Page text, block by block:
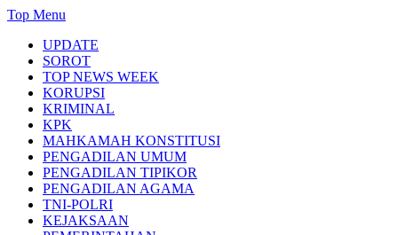
Top Menu
UPDATE
SOROT
TOP NEWS WEEK
KORUPSI
KRIMINAL
KPK
MAHKAMAH KONSTITUSI
PENGADILAN UMUM
PENGADILAN TIPIKOR
PENGADILAN AGAMA
TNI-POLRI
KEJAKSAAN